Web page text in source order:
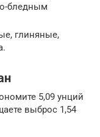
бледным
глиняные,
5,09 унций
выброс 1,54